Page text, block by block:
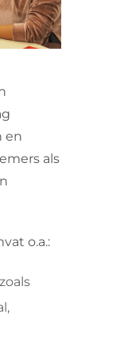
en
als
o.a.: